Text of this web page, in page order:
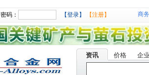
密码： 【登录】 【注册】 商
资讯 价格 企